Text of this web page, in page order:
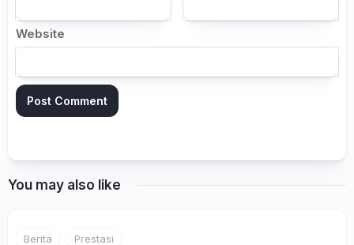
Website
You may also like
Berita Prestasi